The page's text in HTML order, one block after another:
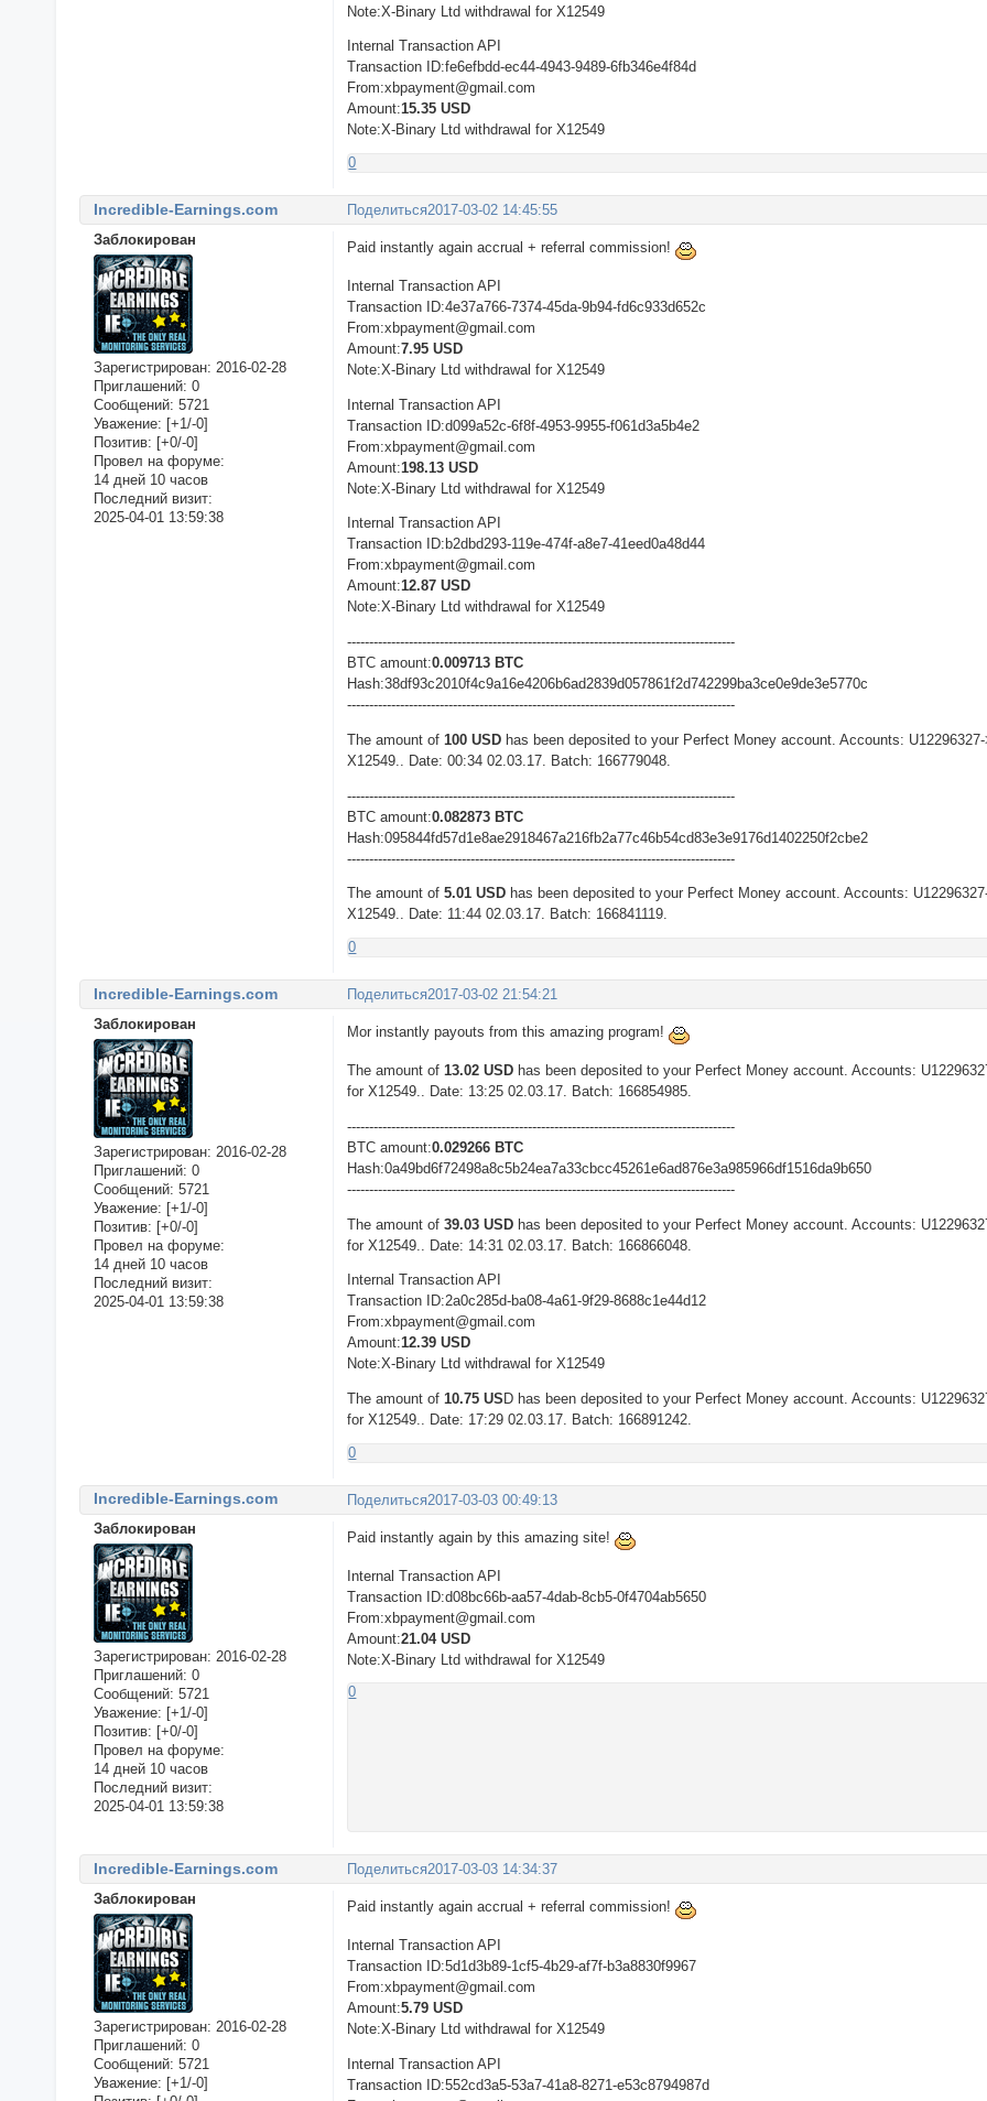
Note:X-Binary Ltd withdrawal for X12549
Internal Transaction API
Transaction ID:fe6efbdd-ec44-4943-9489-6fb346e4f84d
From:xbpayment@gmail.com
Amount:15.35 USD
Note:X-Binary Ltd withdrawal for X12549
0
Поделиться2017-03-02 14:45:55
Incredible-Earnings.com
Заблокирован
Зарегистрирован: 2016-02-28
Приглашений: 0
Сообщений: 5721
Уважение: [+1/-0]
Позитив: [+0/-0]
Провел на форуме:
14 дней 10 часов
Последний визит:
2025-04-01 13:59:38
Paid instantly again accrual + referral commission!
Internal Transaction API
Transaction ID:4e37a766-7374-45da-9b94-fd6c933d652c
From:xbpayment@gmail.com
Amount:7.95 USD
Note:X-Binary Ltd withdrawal for X12549
Internal Transaction API
Transaction ID:d099a52c-6f8f-4953-9955-f061d3a5b4e2
From:xbpayment@gmail.com
Amount:198.13 USD
Note:X-Binary Ltd withdrawal for X12549
Internal Transaction API
Transaction ID:b2dbd293-119e-474f-a8e7-41eed0a48d44
From:xbpayment@gmail.com
Amount:12.87 USD
Note:X-Binary Ltd withdrawal for X12549
----------------------------------------------------------------------------------------
BTC amount:0.009713 BTC
Hash:38df93c2010f4c9a16e4206b6ad2839d057861f2d742299ba3ce0e9de3e5770c
----------------------------------------------------------------------------------------
The amount of 100 USD has been deposited to your Perfect Money account. Accounts:
X12549.. Date: 00:34 02.03.17. Batch: 166779048.
----------------------------------------------------------------------------------------
BTC amount:0.082873 BTC
Hash:095844fd57d1e8ae2918467a216fb2a77c46b54cd83e3e9176d1402250f2cbe2
----------------------------------------------------------------------------------------
The amount of5.01 USD has been deposited to your Perfect Money account. Accounts:
X12549.. Date: 11:44 02.03.17. Batch: 166841119.
0
Поделиться2017-03-02 21:54:21
Incredible-Earnings.com
Заблокирован
Зарегистрирован: 2016-02-28
Приглашений: 0
Сообщений: 5721
Уважение: [+1/-0]
Позитив: [+0/-0]
Провел на форуме:
14 дней 10 часов
Последний визит:
2025-04-01 13:59:38
Mor instantly payouts from this amazing program!
The amount of13.02 USD has been deposited to your Perfect Money account. Accounts:
for X12549.. Date: 13:25 02.03.17. Batch: 166854985.
----------------------------------------------------------------------------------------
BTC amount:0.029266 BTC
Hash:0a49bd6f72498a8c5b24ea7a33cbcc45261e6ad876e3a985966df1516da9b650
----------------------------------------------------------------------------------------
The amount of 39.03 USD has been deposited to your Perfect Money account. Accounts:
for X12549.. Date: 14:31 02.03.17. Batch: 166866048.
Internal Transaction API
Transaction ID:2a0c285d-ba08-4a61-9f29-8688c1e44d12
From:xbpayment@gmail.com
Amount:12.39 USD
Note:X-Binary Ltd withdrawal for X12549
The amount of10.75 US D has been deposited to your Perfect Money account. Accounts:
for X12549.. Date: 17:29 02.03.17. Batch: 166891242.
0
Поделиться2017-03-03 00:49:13
Incredible-Earnings.com
Заблокирован
Зарегистрирован: 2016-02-28
Приглашений: 0
Сообщений: 5721
Уважение: [+1/-0]
Позитив: [+0/-0]
Провел на форуме:
14 дней 10 часов
Последний визит:
2025-04-01 13:59:38
Paid instantly again by this amazing site!
Internal Transaction API
Transaction ID:d08bc66b-aa57-4dab-8cb5-0f4704ab5650
From:xbpayment@gmail.com
Amount:21.04 USD
Note:X-Binary Ltd withdrawal for X12549
0
Поделиться2017-03-03 14:34:37
Incredible-Earnings.com
Заблокирован
Зарегистрирован: 2016-02-28
Приглашений: 0
Сообщений: 5721
Уважение: [+1/-0]
Paid instantly again accrual + referral commission!
Internal Transaction API
Transaction ID:5d1d3b89-1cf5-4b29-af7f-b3a8830f9967
From:xbpayment@gmail.com
Amount:5.79 USD
Note:X-Binary Ltd withdrawal for X12549
Internal Transaction API
Transaction ID:552cd3a5-53a7-41a8-8271-e53c8794987d